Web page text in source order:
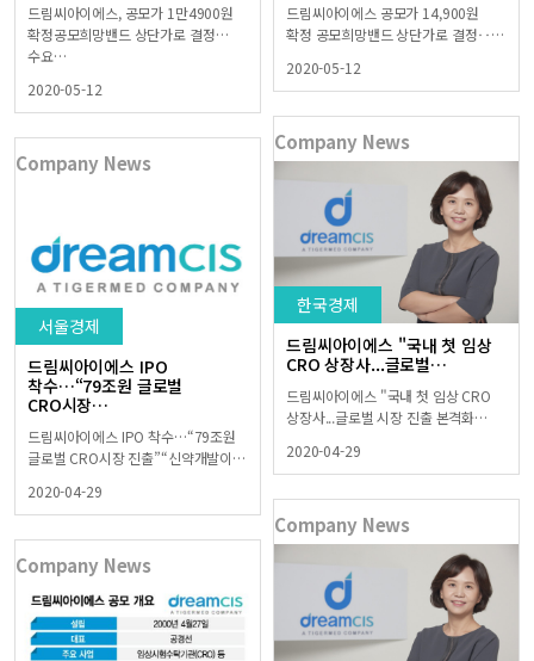
드림씨아이에스, 공모가 1만4900원
확정공모희망밴드 상단가로 결정…
수요…
2020-05-12
드림씨아이에스 공모가 14,900원
확정 공모희망밴드 상단가로 결정‥…
2020-05-12
Company News
한국경제
드림씨아이에스 "국내 첫 임상
CRO 상장사...글로벌…
드림씨아이에스 "국내 첫 임상 CRO
상장사...글로벌 시장 진출 본격화…
2020-04-29
Company News
서울경제
드림씨아이에스 IPO
착수…“79조원 글로벌
CRO시장…
드림씨아이에스 IPO 착수…“79조원
글로벌 CRO시장 진출”“신약개발이…
2020-04-29
Company News
Company News